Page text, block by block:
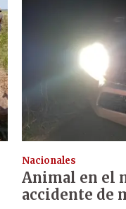
Nacionales
Animal en el
accidente de